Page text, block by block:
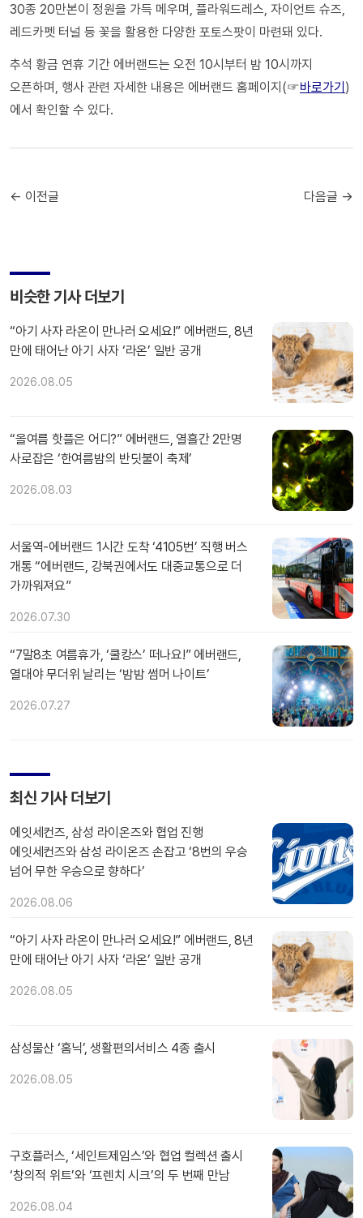
30종 20만본이 정원을 가득 메우며, 플라워드레스, 자이언트 슈즈,
레드카펫 터널 등 꽃을 활용한 다양한 포토스팟이 마련돼 있다.
추석 황금 연휴 기간 에버랜드는 오전 10시부터 밤 10시까지
오픈하며, 행사 관련 자세한 내용은 에버랜드 홈페이지(☞바로가기)
에서 확인할 수 있다.
← 이전글 다음글 →
비슷한 기사 더보기
“아기 사자 라온이 만나러 오세요!” 에버랜드, 8년
만에 태어난 아기 사자 ‘라온’ 일반 공개
2026.08.05
“올여름 핫플은 어디?” 에버랜드, 열흘간 2만명
사로잡은 ‘한여름밤의 반딧불이 축제’
2026.08.03
서울역-에버랜드 1시간 도착 ‘4105번’ 직행 버스
개통 “에버랜드, 강북권에서도 대중교통으로 더
가까워져요”
2026.07.30
“7말8초 여름휴가, ‘쿨캉스’ 떠나요!” 에버랜드,
열대야 무더위 날리는 ‘밤밤 썸머 나이트’
2026.07.27
최신 기사 더보기
에잇세컨즈, 삼성 라이온즈와 협업 진행
에잇세컨즈와 삼성 라이온즈 손잡고 ‘8번의 우승
넘어 무한 우승으로 향하다’
2026.08.06
“아기 사자 라온이 만나러 오세요!” 에버랜드, 8년
만에 태어난 아기 사자 ‘라온’ 일반 공개
2026.08.05
삼성물산 ‘홈닉’, 생활편의서비스 4종 출시
2026.08.05
구호플러스, ‘세인트제임스’와 협업 컬렉션 출시
‘창의적 위트’와 ‘프렌치 시크’의 두 번째 만남
2026.08.04